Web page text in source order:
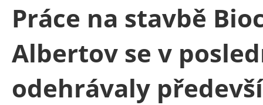
Práce na stavbě
Albertov se v
odehrávaly